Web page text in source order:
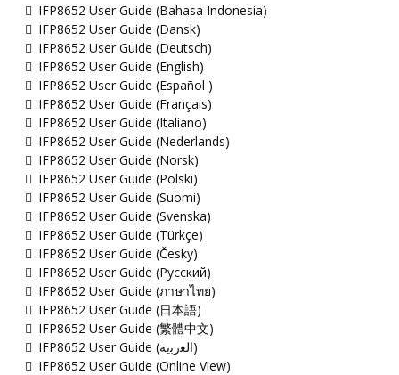
IFP8652 User Guide (Bahasa Indonesia)
IFP8652 User Guide (Dansk)
IFP8652 User Guide (Deutsch)
IFP8652 User Guide (English)
IFP8652 User Guide (Español )
IFP8652 User Guide (Français)
IFP8652 User Guide (Italiano)
IFP8652 User Guide (Nederlands)
IFP8652 User Guide (Norsk)
IFP8652 User Guide (Polski)
IFP8652 User Guide (Suomi)
IFP8652 User Guide (Svenska)
IFP8652 User Guide (Türkçe)
IFP8652 User Guide (Česky)
IFP8652 User Guide (Русский)
IFP8652 User Guide (ภาษาไทย)
IFP8652 User Guide (日本語)
IFP8652 User Guide (繁體中文)
IFP8652 User Guide (ﺍﻟﻌﺭﺑﻳﺔ)
IFP8652 User Guide (Online View)